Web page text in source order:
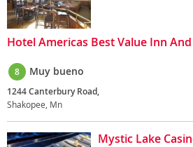
Hotel Americas Best Value Inn
8 Muy bueno
1244 Canterbury Road,
Shakopee, Mn
Mystic Lake